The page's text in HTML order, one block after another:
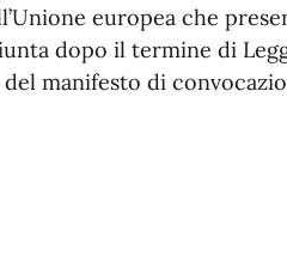
europea che
dopo il termine di
manifesto di